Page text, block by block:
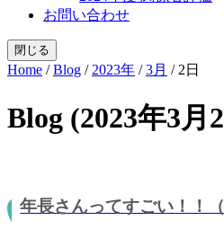
お問い合わせ
閉じる
Home /Blog / 2023年 /3月 / 2日
Blog (2023年3月
年長さんってすごい！！